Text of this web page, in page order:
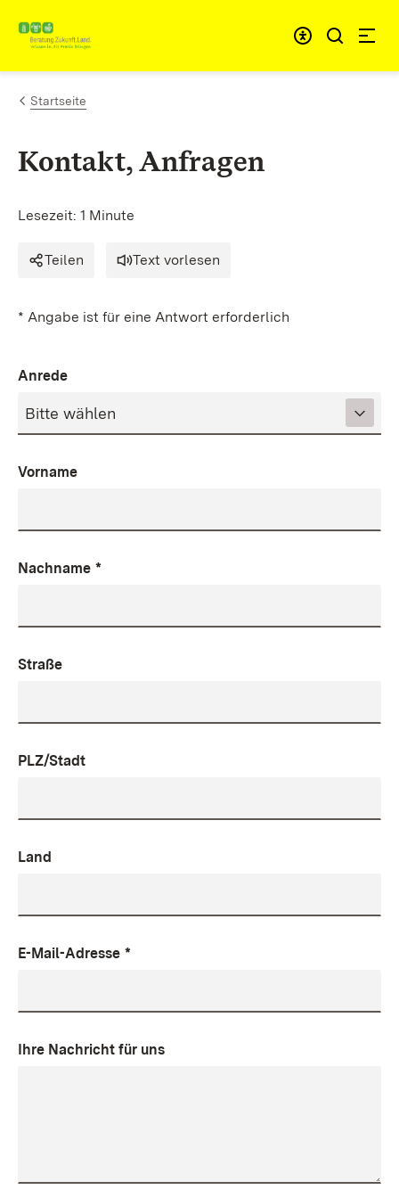
Zum Inhalt springen
Link zur Startseite
Startseite
Kontakt, Anfragen
Lesezeit: 1 Minute
Teilen Text vorlesen
* Angabe ist für eine Antwort erforderlich
Anrede
Vorname
Nachname *
Straße
PLZ/Stadt
Land
E-Mail-Adresse *
Ihre Nachricht für uns